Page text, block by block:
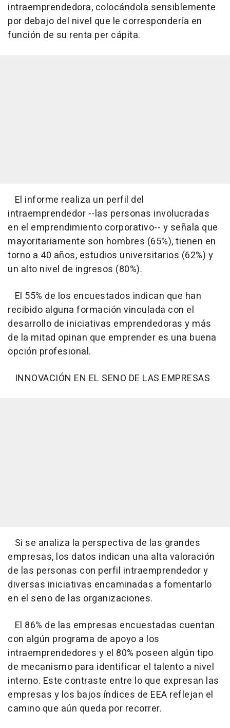
intraemprendedora, colocándola sensiblemente
por debajo del nivel que le correspondería en
función de su renta per cápita.
El informe realiza un perfil del
intraemprendedor --las personas involucradas
en el emprendimiento corporativo-- y señala que
mayoritariamente son hombres (65%), tienen en
torno a 40 años, estudios universitarios (62%) y
un alto nivel de ingresos (80%).
El 55% de los encuestados indican que han
recibido alguna formación vinculada con el
desarrollo de iniciativas emprendedoras y más
de la mitad opinan que emprender es una buena
opción profesional.
INNOVACIÓN EN EL SENO DE LAS EMPRESAS
Si se analiza la perspectiva de las grandes
empresas, los datos indican una alta valoración
de las personas con perfil intraemprendedor y
diversas iniciativas encaminadas a fomentarlo
en el seno de las organizaciones.
El 86% de las empresas encuestadas cuentan
con algún programa de apoyo a los
intraemprendedores y el 80% poseen algún tipo
de mecanismo para identificar el talento a nivel
interno. Este contraste entre lo que expresan las
empresas y los bajos índices de EEA reflejan el
camino que aún queda por recorrer.